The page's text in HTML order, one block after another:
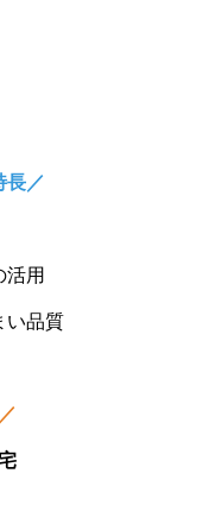
長／
産
活用
い品質
帯